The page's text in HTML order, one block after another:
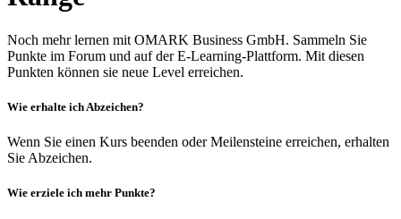
Noch mehr lernen mit OMARK Business GmbH. Sammeln Sie
Punkte im Forum und auf der E-Learning-Plattform. Mit diesen
Punkten können sie neue Level erreichen.
Wie erhalte ich Abzeichen?
Wenn Sie einen Kurs beenden oder Meilensteine erreichen, erhalten
Sie Abzeichen.
Wie erziele ich mehr Punkte?